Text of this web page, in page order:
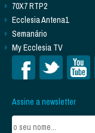
70X7 RTP2
Ecclesia Antena1
Semanário
My Ecclesia TV
Assine a newsletter